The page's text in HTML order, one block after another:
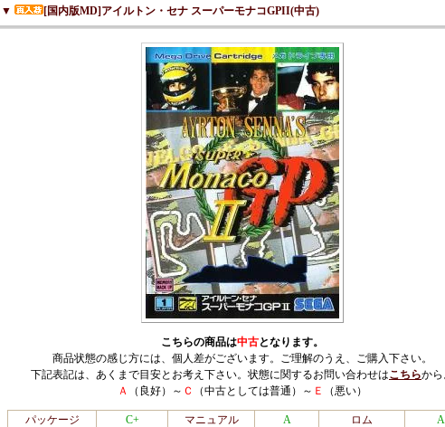
▼ [国内版MD]アイルトン・セナ スーパーモナコGPII(中古)
こちらの商品は中古となります。
商品状態の感じ方には、個人差がございます。ご理解のうえ、ご購入下さい。
下記表記は、あくまで目安とお考え下さい。状態に関するお問い合わせはこちらか
Ａ
（良好）～ Ｃ （中古としては普通）～ Ｅ （悪い）
パッケージ C+ マニュアル A ロム
A